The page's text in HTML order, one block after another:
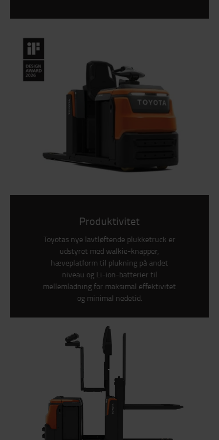
Produktivitet
Toyotas nye lavtløftende plukketruck er
udstyret med walkie-knapper,
hæveplatform til plukning på andet
niveau og Li-ion-batterier til
mellemladning for maksimal effektivitet
og minimal nedetid.